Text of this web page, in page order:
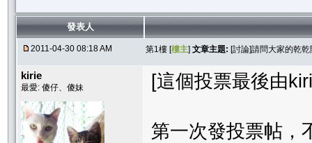
發表人
2011-04-30 08:18 AM 第1樓 [樓主] 文章主題: [討論]請問大家的乾
kirie
最愛: 傻仔、傻妹 [這個投票最後由
第一次發投票帖，